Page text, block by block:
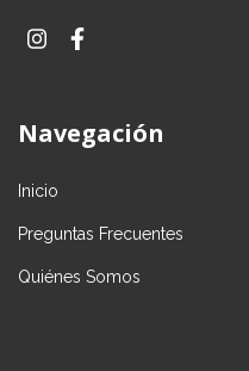
Navegación
Inicio
Preguntas Frecuentes
Quiénes Somos